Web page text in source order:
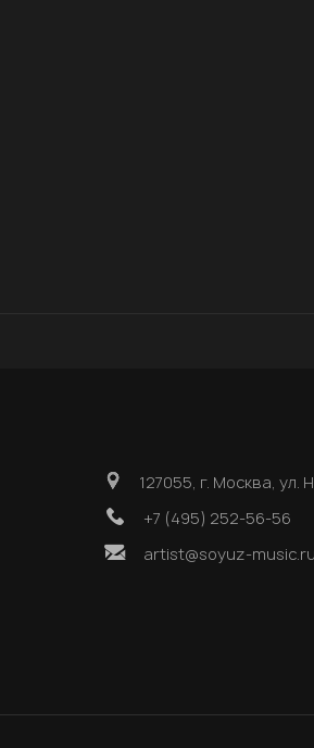
127055, г. Москва, ул.
+7 (495) 252-56-56
artist@soyuz-music.ru